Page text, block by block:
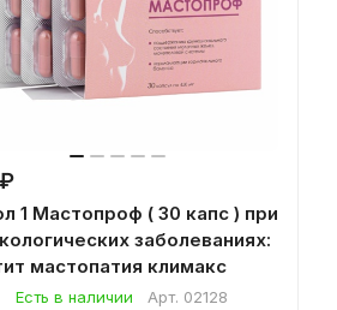
1 Мастопроф ( 30 капс ) при
заболеваниях:
мастопатия климакс
Есть в наличии Арт. 02128